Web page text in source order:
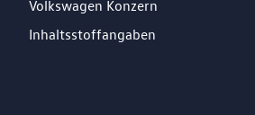
Volkswagen Konzern
Inhaltsstoffangaben